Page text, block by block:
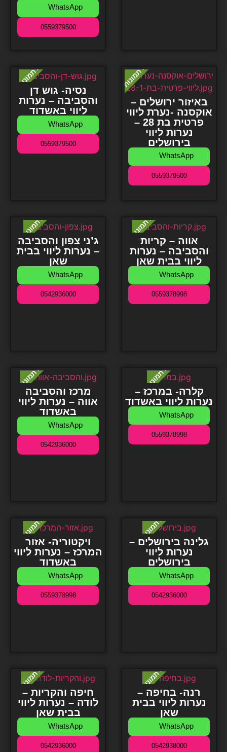
WhatsApp
0559379500
נסיה- גוש דן
והסביבה – נערות
ליווי באשדוד
WhatsApp
0559379500
באיזור ירושלים –
אוקסנה -נערת ליווי
פרטית בת 28 –
נערות ליווי
בירושלים
WhatsApp
0559379500
ג’ני צפון והסביבה
– נערות ליווי בבית
שאן
WhatsApp
0542936000
אווה – קריות
והסביבה – נערות
ליווי בבית שאן
WhatsApp
0559378998
מרכז והסביבה
אווה – נערות ליווי
באשדוד
WhatsApp
0542936000
קלרה- במרכז –
נערות ליווי באשדוד
WhatsApp
0559378998
ויקטוריה- אזור
המרכז – נערות ליווי
באשדוד
WhatsApp
0559378998
גלינה בירושלים –
נערות ליווי
בירושלים
WhatsApp
0542936000
חיפה והקריות –
לודה – נערות ליווי
בבית שאן
WhatsApp
0542936000
רנה- בחיפה –
נערות ליווי בבית
שאן
WhatsApp
0542938000